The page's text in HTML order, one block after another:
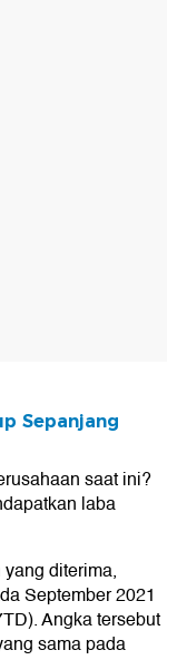
Sepanjang
saat ini?
laba
diterima,
September 2021
Angka tersebut
sama pada